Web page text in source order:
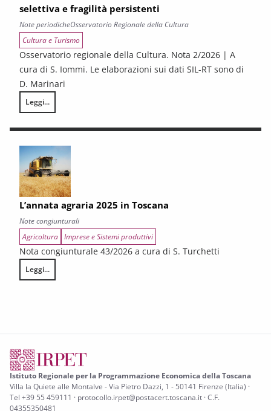
selettiva e fragilità persistenti
Note periodicheOsservatorio Regionale della Cultura
Cultura e Turismo
Osservatorio regionale della Cultura. Nota 2/2026 | A
cura di S. Iommi. Le elaborazioni sui dati SIL-RT sono di
D. Marinari
Leggi...
LA CONGIUNTURA DEI SETTORI CULTURALI. Ripresa selettiva e
L’annata agraria 2025 in Toscana
Note congiunturali
Agricoltura Imprese e Sistemi produttivi
Nota congiunturale 43/2026 a cura di S. Turchetti
Leggi...
L’annata agraria 2025 in Toscana
Istituto Regionale per la Programmazione Economica della Toscana
Villa la Quiete alle Montalve - Via Pietro Dazzi, 1 - 50141 Firenze (Italia) ·
Tel +39 55 459111 · protocollo.irpet@postacert.toscana.it · C.F.
04355350481